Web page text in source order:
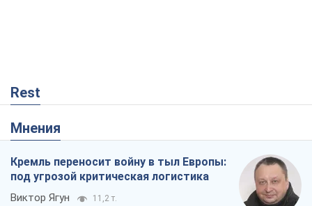
Rest
Мнения
Кремль переносит войну в тыл Европы:
под угрозой критическая логистика
Виктор Ягун 11,2 т.